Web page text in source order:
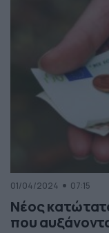
01/04/2024 07:15
Νέος
που